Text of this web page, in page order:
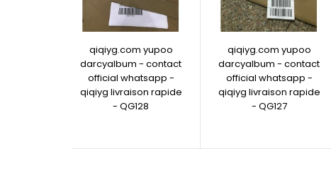
qiqiyg.com yupoo
darcyalbum - contact
official whatsapp -
qiqiyg livraison rapide
- QG128
qiqiyg.com yupoo
darcyalbum - contact
official whatsapp -
qiqiyg livraison rapide
- QG127